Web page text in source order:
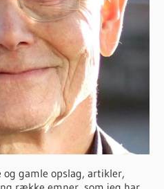
og gamle opslag, artikler,